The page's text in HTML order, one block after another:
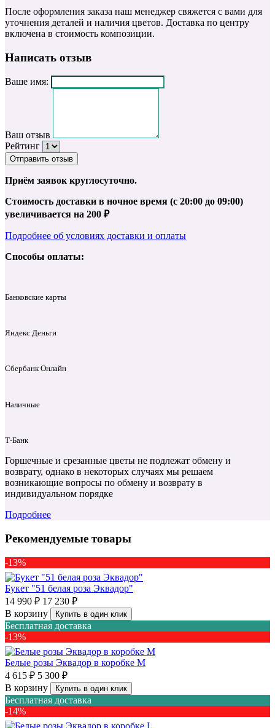
После оформления заказа наш менеджер свяжется с вами для
уточнения деталей и наличия цветов. Доставка по центру
включена в стоимость композиции.
Написать отзыв
Ваше имя:
Ваш отзыв
Рейтинг
Отправить отзыв
Приём заявок круглосуточно.
Стоимость доставки в ночное время (с 20:00 до 09:00)
увеличивается на 200 ₽
Подробнее об условиях доставки и оплаты
Способы оплаты:
Банковские карты
Яндекс.Деньги
Сбербанк Онлайн
Наличные
Т‑Банк
Горшечные и срезанные цветы не подлежат обмену и
возврату, однако в некоторых случаях мы решаем
возникающие вопросы по обмену и возврату в
индивидуальном порядке
Подробнее
Рекомендуемые товары
-13%
Букет "51 белая роза Эквадор"
14 990 ₽ 17 230 ₽
В корзину
Купить в один клик
Бесплатная доставка
-13%
Белые розы Эквадор в коробке M
4 615 ₽ 5 300 ₽
В корзину
Купить в один клик
Бесплатная доставка
-14%